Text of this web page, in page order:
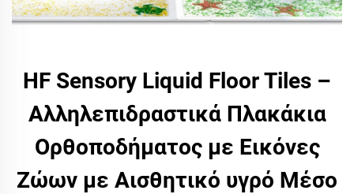
HF Sensory Liquid Floor Tiles –
Αλληλεπιδραστικά Πλακάκια
Ορθοποδήματος με Εικόνες
Ζώων με Αισθητικό υγρό Μέσο